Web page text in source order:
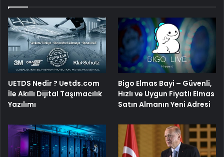
UETDS Nedir ? Uetds.com
İle Akıllı Dijital Taşımacılık
Yazılımı
Bigo Elmas Bayi – Güvenli,
Hızlı ve Uygun Fiyatlı Elmas
Satın Almanın Yeni Adresi